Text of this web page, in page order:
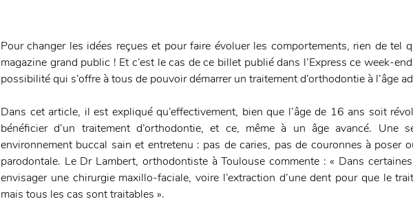
Pour changer les idées reçues et pour faire évoluer les comportements, rien de tel
magazine grand public ! Et c’est le cas de ce billet publié dans l’Express ce week-
possibilité qui s’offre à tous de pouvoir démarrer un traitement d’orthodontie à l’âge
Dans cet article, il est expliqué qu’effectivement, bien que l’âge de 16 ans soit
bénéficier d’un traitement d’orthodontie, et ce, même à un âge avancé. Une
environnement buccal sain et entretenu : pas de caries, pas de couronnes à poser
parodontale. Le Dr Lambert, orthodontiste à Toulouse commente : « Dans
envisager une chirurgie maxillo-faciale, voire l’extraction d’une dent pour que le
mais tous les cas sont traitables ».